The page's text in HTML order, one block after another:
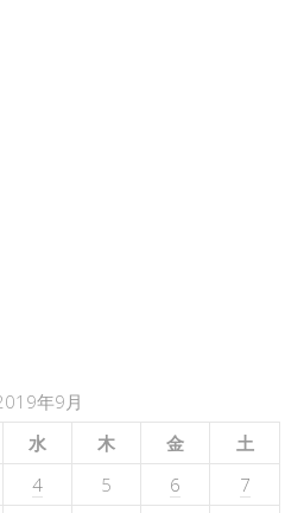
年9月
水 木 金
土
4 5 6
7